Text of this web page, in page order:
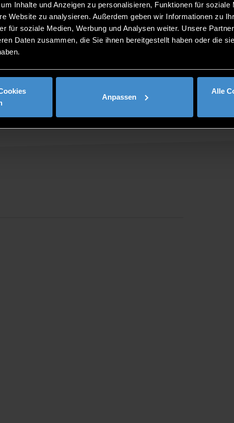
Inhalte und Anzeigen zu personalisieren, Funktionen für soziale
Website zu analysieren. Außerdem geben wir Informationen zu
für soziale Medien, Werbung und Analysen weiter. Unsere
Daten zusammen, die Sie ihnen bereitgestellt haben oder die
Anpassen
Alle